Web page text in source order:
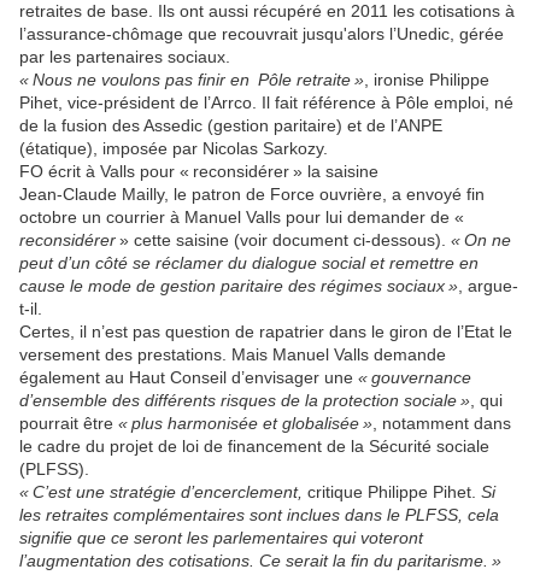
retraites de base. Ils ont aussi récupéré en 2011 les cotisations à
l’assurance-chômage que recouvrait jusqu'alors l’Unedic, gérée
par les partenaires sociaux.
« Nous ne voulons pas finir en Pôle retraite » , ironise Philippe
Pihet, vice-président de l’Arrco. Il fait référence à Pôle emploi, né
de la fusion des Assedic (gestion paritaire) et de l’ANPE
(étatique), imposée par Nicolas Sarkozy.
FO écrit à Valls pour « reconsidérer » la saisine
Jean-Claude Mailly, le patron de Force ouvrière, a envoyé fin
octobre un courrier à Manuel Valls pour lui demander de «
reconsidérer» cette saisine (voir document ci-dessous). « On ne
peut d’un côté se réclamer du dialogue social et remettre en
cause le mode de gestion paritaire des régimes sociaux » , argue-
t-il.
Certes, il n’est pas question de rapatrier dans le giron de l’Etat le
versement des prestations. Mais Manuel Valls demande
également au Haut Conseil d’envisager une « gouvernance
d’ensemble des différents risques de la protection sociale » , qui
pourrait être « plus harmonisée et globalisée » , notamment dans
le cadre du projet de loi de financement de la Sécurité sociale
(PLFSS).
« C’est une stratégie d’encerclement, critique Philippe Pihet. Si
les retraites complémentaires sont inclues dans le PLFSS, cela
signifie que ce seront les parlementaires qui voteront
l’augmentation des cotisations. Ce serait la fin du paritarisme. »